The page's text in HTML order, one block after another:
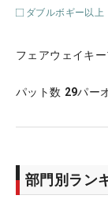
ダブルボギー以上
フェアウェイキ
パット数 29パー
部門別ラン